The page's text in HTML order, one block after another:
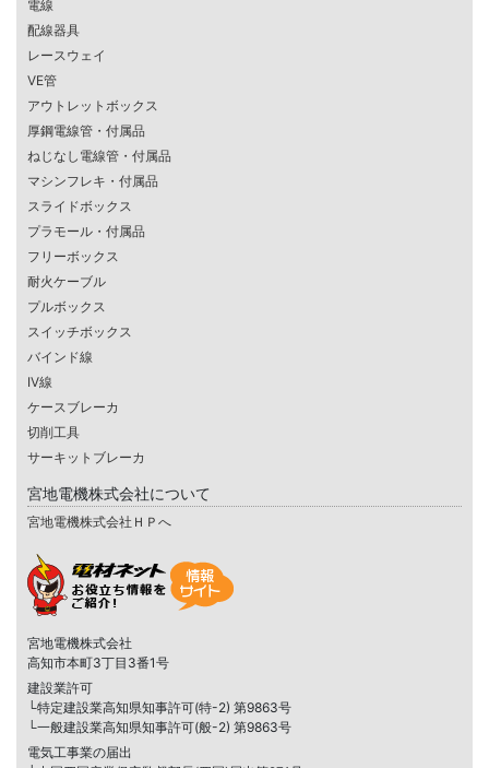
電線
配線器具
レースウェイ
VE管
アウトレットボックス
厚鋼電線管・付属品
ねじなし電線管・付属品
マシンフレキ・付属品
スライドボックス
プラモール・付属品
フリーボックス
耐火ケーブル
プルボックス
スイッチボックス
バインド線
IV線
ケースブレーカ
切削工具
サーキットブレーカ
宮地電機株式会社について
宮地電機株式会社ＨＰへ
宮地電機株式会社
高知市本町3丁目3番1号
建設業許可
└特定建設業高知県知事許可(特-2) 第9863号
└一般建設業高知県知事許可(般-2) 第9863号
電気工事業の届出